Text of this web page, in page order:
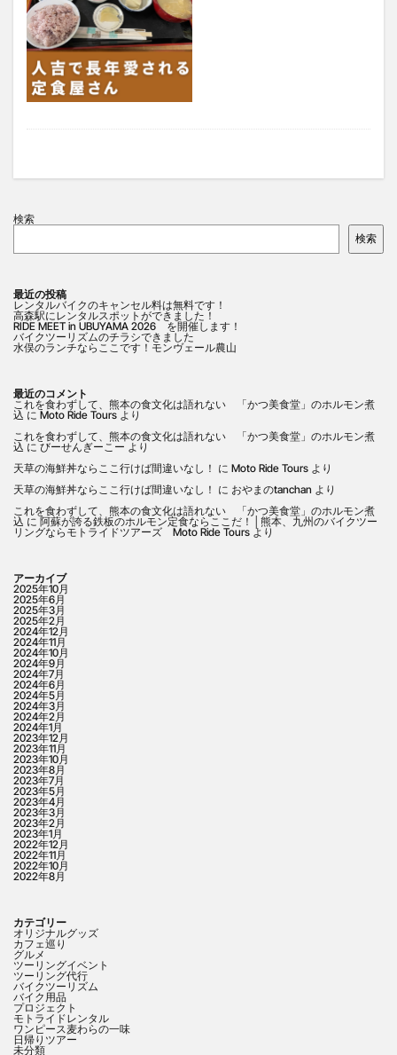
検索
検索
最近の投稿
レンタルバイクのキャンセル料は無料です！
高森駅にレンタルスポットができました！
RIDE MEET in UBUYAMA 2026 を開催します！
バイクツーリズムのチラシできました
水俣のランチならここです！モンヴェール農山
最近のコメント
これを食わずして、熊本の食文化は語れない 「かつ美食堂」のホルモン煮
込 に Moto Ride Tours より
これを食わずして、熊本の食文化は語れない 「かつ美食堂」のホルモン煮
込 に びーせんぎーこー より
天草の海鮮丼ならここ行けば間違いなし！ に Moto Ride Tours より
天草の海鮮丼ならここ行けば間違いなし！ に おやまのtanchan より
これを食わずして、熊本の食文化は語れない 「かつ美食堂」のホルモン煮
込 に 阿蘇が誇る鉄板のホルモン定食ならここだ！│熊本、九州のバイクツー
リングならモトライドツアーズ Moto Ride Tours より
アーカイブ
2025年10月
2025年6月
2025年3月
2025年2月
2024年12月
2024年11月
2024年10月
2024年9月
2024年7月
2024年6月
2024年5月
2024年3月
2024年2月
2024年1月
2023年12月
2023年11月
2023年10月
2023年8月
2023年7月
2023年5月
2023年4月
2023年3月
2023年2月
2023年1月
2022年12月
2022年11月
2022年10月
2022年8月
カテゴリー
オリジナルグッズ
カフェ巡り
グルメ
ツーリングイベント
ツーリング代行
バイクツーリズム
バイク用品
プロジェクト
モトライドレンタル
ワンピース麦わらの一味
日帰りツアー
未分類